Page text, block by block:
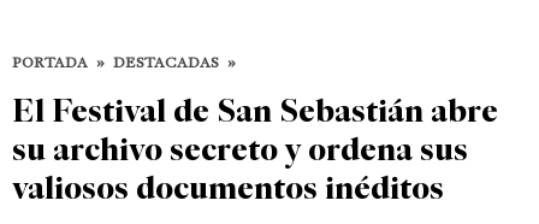
PORTADA » DESTACADAS »
El Festival de San Sebastián abre
su archivo secreto y ordena sus
valiosos documentos inéditos